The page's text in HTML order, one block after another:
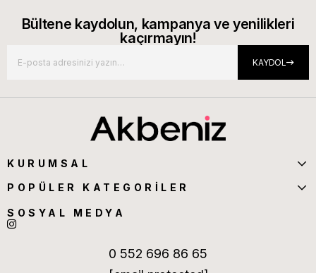
Bültene kaydolun, kampanya ve yenilikleri
kaçırmayın!
KAYDOL
KURUMSAL
POPÜLER KATEGORİLER
SOSYAL MEDYA
0 552 696 86 65